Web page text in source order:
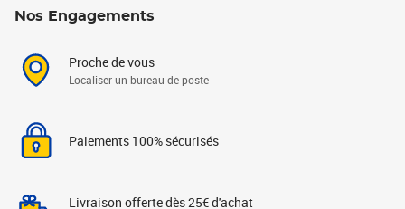
Nos Engagements
Proche de vous
Localiser un bureau de poste
Paiements 100% sécurisés
Livraison offerte dès 25€ d'achat